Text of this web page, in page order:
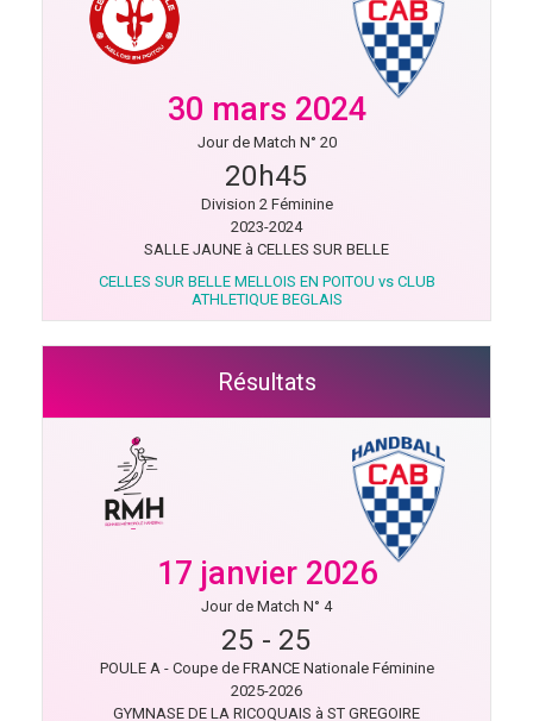
30 mars 2024
Jour de Match N° 20
20h45
Division 2 Féminine
2023-2024
SALLE JAUNE à CELLES SUR BELLE
CELLES SUR BELLE MELLOIS EN POITOU vs CLUB
ATHLETIQUE BEGLAIS
Résultats
17 janvier 2026
Jour de Match N° 4
25 - 25
POULE A - Coupe de FRANCE Nationale Féminine
2025-2026
GYMNASE DE LA RICOQUAIS à ST GREGOIRE